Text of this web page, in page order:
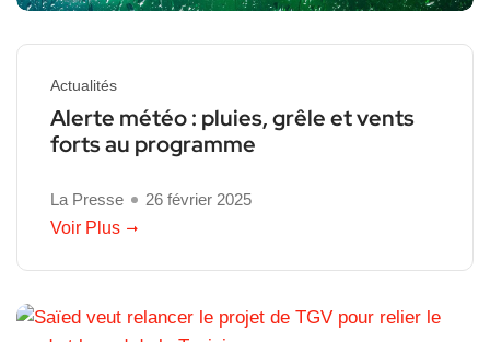
Actualités
Alerte météo : pluies, grêle et vents
forts au programme
La Presse
26 février 2025
Voir Plus